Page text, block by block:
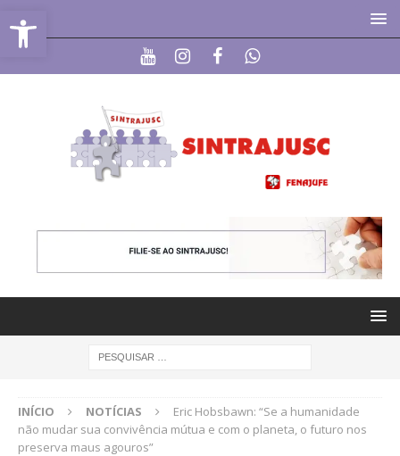
Abrir a barra de ferramentas
INÍCIO NOTÍCIAS
Eric Hobsbawn: “Se a humanidade
não mudar sua convivência mútua e com o planeta, o futuro nos
preserva maus agouros”